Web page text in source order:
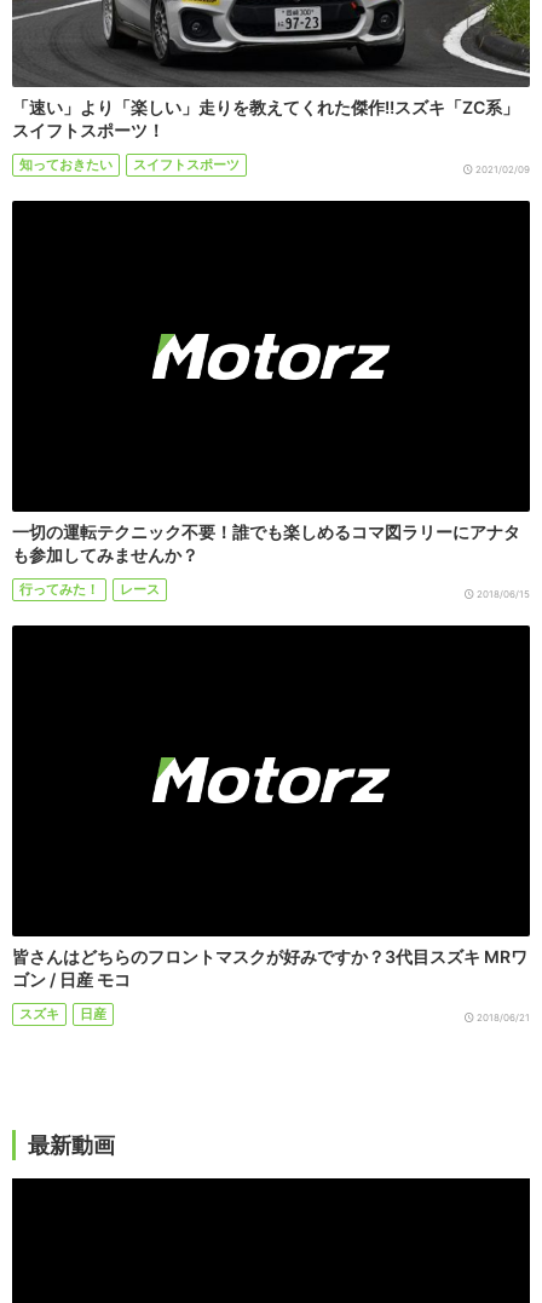
「速い」より「楽しい」走りを教えてくれた傑作!!スズキ「ZC系」
スイフトスポーツ！
知っておきたい スイフトスポーツ 2021/02/09
一切の運転テクニック不要！誰でも楽しめるコマ図ラリーにアナタ
も参加してみませんか？
行ってみた！ レース 2018/06/15
皆さんはどちらのフロントマスクが好みですか？3代目スズキ MRワ
ゴン / 日産 モコ
スズキ 日産 2018/06/21
最新動画